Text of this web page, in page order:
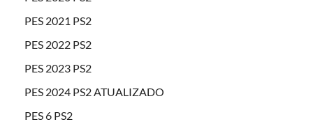
PES 2021 PS2
PES 2022 PS2
PES 2023 PS2
PES 2024 PS2 ATUALIZADO
PES 6 PS2